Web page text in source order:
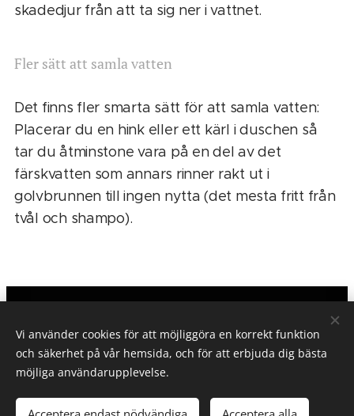
skadedjur från att ta sig ner i vattnet.
Fler sätt att samla vatten
Det finns fler smarta sätt för att samla vatten:
Placerar du en hink eller ett kärl i duschen så
tar du åtminstone vara på en del av det
färskvatten som annars rinner rakt ut i
golvbrunnen till ingen nytta (det mesta fritt från
tvål och shampo).
Om testguide.se/Integritetspolicy
Alla rättigheter reserverade.
Vi använder cookies för att möjliggöra en korrekt funktion
och säkerhet på vår hemsida, och för att erbjuda dig bästa
möjliga användarupplevelse.